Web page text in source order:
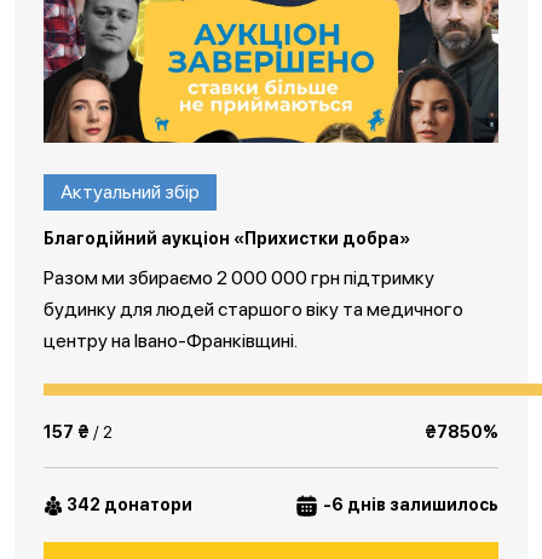
Актуальний збір
Благодійний аукціон «Прихистки добра»
Разом ми збираємо 2 000 000 грн підтримку
будинку для людей старшого віку та медичного
центру на Івано-Франківщині.
157 ₴ / 2 ₴7850%
342 донатори -6 днів залишилось